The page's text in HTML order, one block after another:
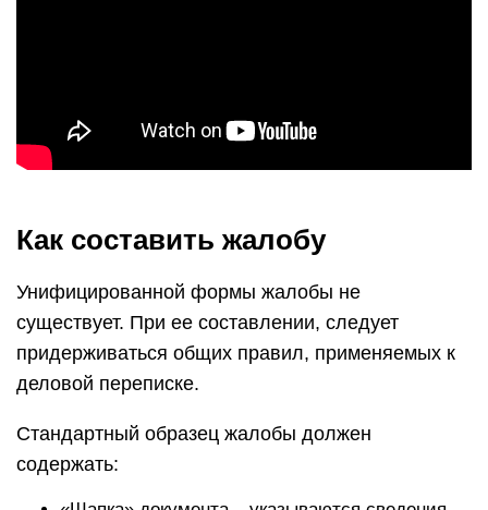
Как составить жалобу
Унифицированной формы жалобы не
существует. При ее составлении, следует
придерживаться общих правил, применяемых к
деловой переписке.
Стандартный образец жалобы должен
содержать: